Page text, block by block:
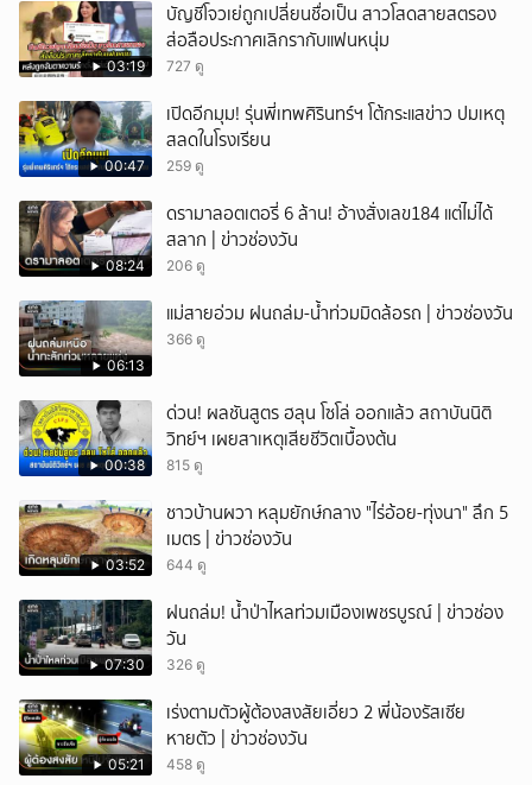
03:19
บัญชีโจวเย่ถูกเปลี่ยนชื่อเป็น สาวโสดสายสตรอง
ส่อลือประกาศเลิกรากับแฟนหนุ่ม
727 ดู
00:47
เปิดอีกมุม! รุ่นพี่เทพศิรินทร์ฯ โต้กระแสข่าว ปมเหตุ
สลดในโรงเรียน
259 ดู
08:24
ดรามาลอตเตอรี่ 6 ล้าน! อ้างสั่งเลข184 แต่ไม่ได้
สลาก | ข่าวช่องวัน
206 ดู
06:13
แม่สายอ่วม ฝนถล่ม-น้ำท่วมมิดล้อรถ | ข่าวช่องวัน
366 ดู
00:38
ด่วน! ผลชันสูตร ฮลุน โซโล่ ออกแล้ว สถาบันนิติ
วิทย์ฯ เผยสาเหตุเสียชีวิตเบื้องต้น
815 ดู
03:52
ชาวบ้านผวา หลุมยักษ์กลาง "ไร่อ้อย-ทุ่งนา" ลึก 5
เมตร | ข่าวช่องวัน
644 ดู
07:30
ฝนถล่ม! น้ำป่าไหลท่วมเมืองเพชรบูรณ์ | ข่าวช่อง
วัน
326 ดู
05:21
เร่งตามตัวผู้ต้องสงสัยเอี่ยว 2 พี่น้องรัสเซีย
หายตัว | ข่าวช่องวัน
458 ดู